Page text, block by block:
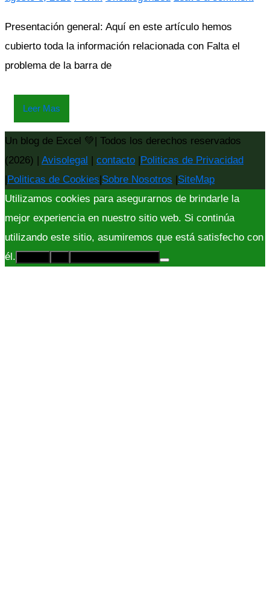
Presentación general: Aquí en este artículo hemos
cubierto toda la información relacionada con Falta el
problema de la barra de
Leer Mas
Un blog de Excel 💚| Todos los derechos reservados
(2026) | Avisolegal | contacto |Politicas de Privacidad
|Politicas de Cookies|Sobre Nosotros |SiteMap
Utilizamos cookies para asegurarnos de brindarle la
mejor experiencia en nuestro sitio web. Si continúa
utilizando este sitio, asumiremos que está satisfecho con
él.